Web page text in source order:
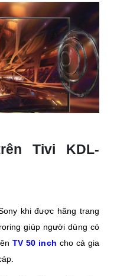
Tivi KDL-
khi được hãng trang
giúp người dùng có
TV 50 inch cho cả gia